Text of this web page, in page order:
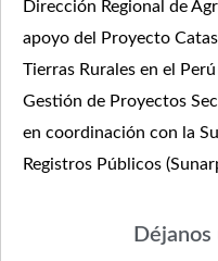
Dirección Regional de
apoyo del Proyecto
Tierras Rurales en el
Gestión de Proyectos
en coordinación con la
Registros Públicos